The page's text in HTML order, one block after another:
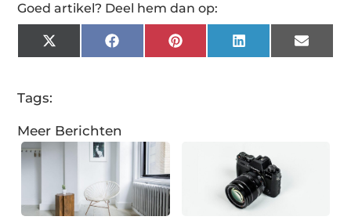
Goed artikel? Deel hem dan op:
X
(Twitter)
FacebookPinterestLinkedInEmail
Tags:
Meer Berichten